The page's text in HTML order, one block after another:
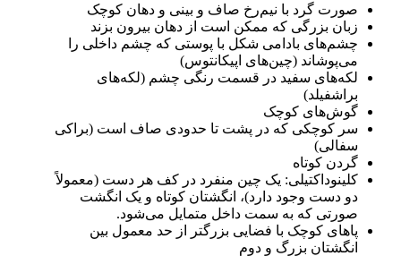
صورت گرد با نیم‌رخ صاف و بینی و دهان کوچک
زبان بزرگی که ممکن است از دهان بیرون بزند
چشم‌های بادامی شکل با پوستی که چشم داخلی را
می‌پوشاند (چین‌های اپیکانتوس)
لکه‌های سفید در قسمت رنگی چشم (لکه‌های
براشفیلد)
گوش‌های کوچک
سر کوچکی که در پشت تا حدودی صاف است (براکی
سفالی)
گردن کوتاه
کلینوداکتیلی: یک چین منفرد در کف هر دست (معمولاً
دو دست وجود دارد)، انگشتان کوتاه و یک انگشت
صورتی که به سمت داخل متمایل می‌شود.
پاهای کوچک با فضایی بزرگتر از حد معمول بین
انگشتان بزرگ و دوم